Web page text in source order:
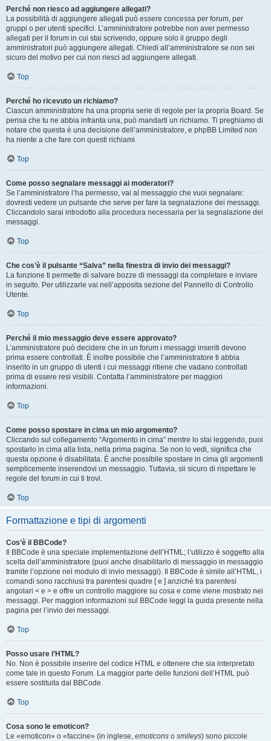
Perché non riesco ad aggiungere allegati?
La possibilità di aggiungere allegati può essere concessa per forum, per
gruppi o per utenti specifici. L’amministratore potrebbe non aver permesso
allegati per il forum in cui stai scrivendo, oppure solo il gruppo degli
amministratori può aggiungere allegati. Chiedi all’amministratore se non sei
sicuro del motivo per cui non riesci ad aggiungere allegati.
Top
Perché ho ricevuto un richiamo?
Ciascun amministratore ha una propria serie di regole per la propria Board. Se
pensa che tu ne abbia infranta una, può mandarti un richiamo. Ti preghiamo di
notare che questa è una decisione dell’amministratore, e phpBB Limited non
ha niente a che fare con questi richiami.
Top
Come posso segnalare messaggi ai moderatori?
Se l’amministratore l’ha permesso, vai al messaggio che vuoi segnalare:
dovresti vedere un pulsante che serve per fare la segnalazione dei messaggi.
Cliccandolo sarai introdotto alla procedura necessaria per la segnalazione dei
messaggi.
Top
Che cos’è il pulsante “Salva” nella finestra di invio dei messaggi?
La funzione ti permette di salvare bozze di messaggi da completare e inviare
in seguito. Per utilizzarle vai nell’apposita sezione del Pannello di Controllo
Utente.
Top
Perché il mio messaggio deve essere approvato?
L’amministratore può decidere che in un forum i messaggi inseriti devono
prima essere controllati. È inoltre possibile che l’amministratore ti abbia
inserito in un gruppo di utenti i cui messaggi ritiene che vadano controllati
prima di essere resi visibili. Contatta l’amministratore per maggiori
informazioni.
Top
Come posso spostare in cima un mio argomento?
Cliccando sul collegamento “Argomento in cima” mentre lo stai leggendo, puoi
spostarlo in cima alla lista, nella prima pagina. Se non lo vedi, significa che
questa opzione è disabilitata. È anche possibile spostare in cima gli argomenti
semplicemente inserendovi un messaggio. Tuttavia, sii sicuro di rispettare le
regole del forum in cui ti trovi.
Top
Formattazione e tipi di argomenti
Cos’è il BBCode?
Il BBCode è una speciale implementazione dell’HTML; l’utilizzo è soggetto alla
scelta dell’amministratore (puoi anche disabilitarlo di messaggio in messaggio
tramite l’opzione nel modulo di invio messaggi). Il BBCode è simile all’HTML, i
comandi sono racchiusi tra parentesi quadre [ e ] anziché tra parentesi
angolari < e > e offre un controllo maggiore su cosa e come viene mostrato nei
messaggi. Per maggiori informazioni sul BBCode leggi la guida presente nella
pagina per l’invio dei messaggi.
Top
Posso usare l’HTML?
No. Non è possibile inserire del codice HTML e ottenere che sia interpretato
come tale in questo Forum. La maggior parte delle funzioni dell’HTML può
essere sostituita dal BBCode.
Top
Cosa sono le emoticon?
Le «emoticon» o «faccine» (in inglese, emoticons o smileys) sono piccole